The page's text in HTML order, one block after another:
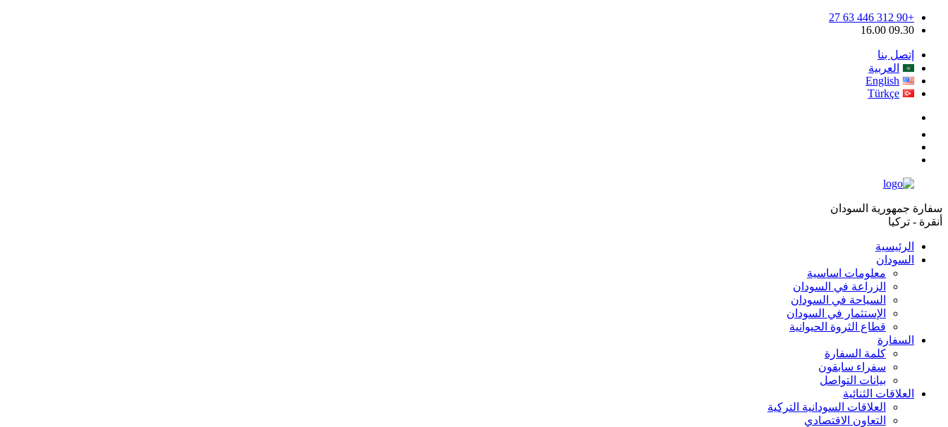
+90 312 446 63 27
09.30 16.00
إتصل بنا
العربية
English
Türkçe
سفارة جمهورية السودان
أنقرة - تركيا
الرئيسية
السودان
معلومات اساسية
الزراعة في السودان
السياحة في السودان
الإستثمار في السودان
قطاع الثروة الحيوانية
السفارة
كلمة السفارة
سفراء سابقون
بيانات التواصل
العلاقات الثنائية
العلاقات السودانية التركية
التعاون الاقتصادي